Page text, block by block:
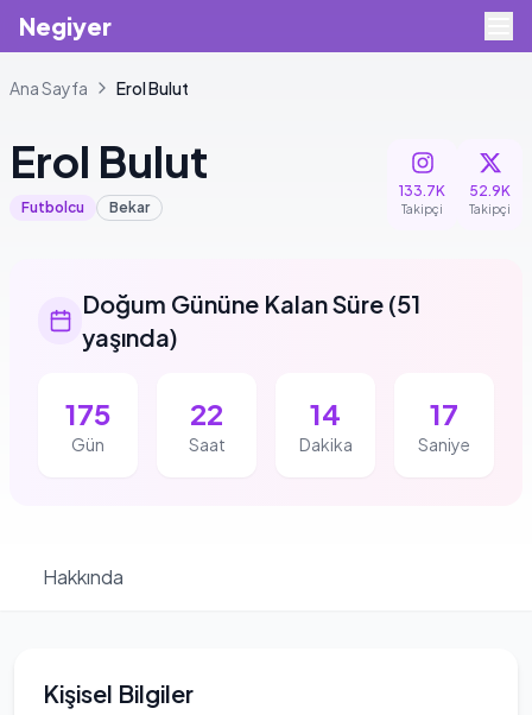
Negiyer
Ana Sayfa ErolBulut
Erol Bulut
Futbolcu Bekar
133.7K
Takipçi
52.9K
Takipçi
Doğum Gününe Kalan Süre (51
yaşında)
175
Gün
22
Saat
14
Dakika
16
Saniye
Hakkında
Kişisel Bilgiler